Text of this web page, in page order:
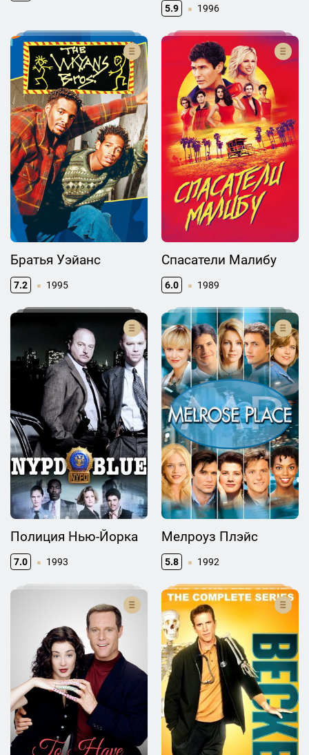
5.9 1996
Братья Уэйанс
7.2 1995
Спасатели Малибу
6.0 1989
Полиция Нью-Йорка
7.0 1993
Мелроуз Плэйс
5.8 1992